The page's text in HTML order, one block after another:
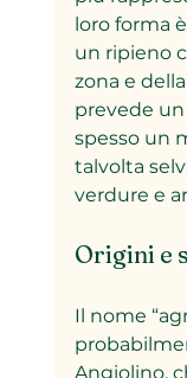
loro forma
un ripieno
zona e
prevede
spesso un
talvolta
verdure e
Origini e
Il nome
Angiolino,